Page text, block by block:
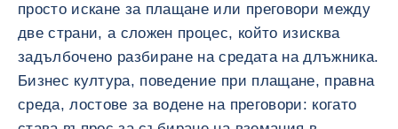
просто искане за плащане или преговори между
две страни, а сложен процес, който изисква
задълбочено разбиране на средата на длъжника.
Бизнес култура, поведение при плащане, правна
среда, лостове за водене на преговори: когато